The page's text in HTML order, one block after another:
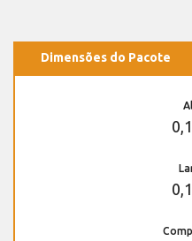
Dimensões do Pacote